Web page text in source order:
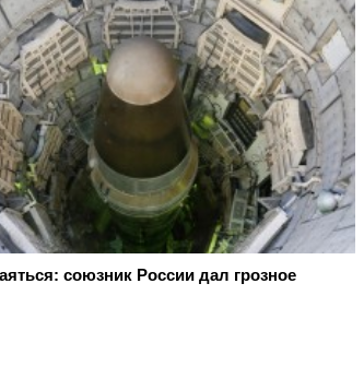
союзник России дал грозное